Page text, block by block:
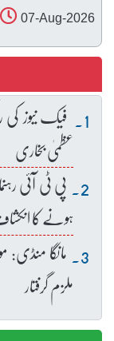
07-Aug-2026
فیک نیوز
عظمیٰ بخاری
پی ٹی آئی
ہونے کا
مانگا
ملزم گرفتار